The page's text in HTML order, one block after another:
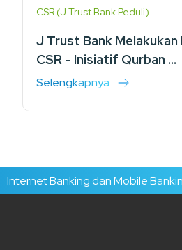
CSR (J Trust Bank Peduli)
J Trust Bank Melakukan
CSR - Inisiatif Qurban ...
Selengkapnya
Banking dan Mobile Banking J